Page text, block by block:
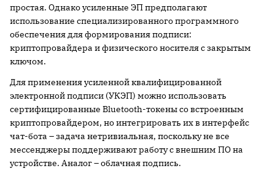
простая. Однако усиленные ЭП предполагают
использование специализированного программного
обеспечения для формирования подписи:
криптопровайдера и физического носителя с закрытым
ключом.
Для применения усиленной квалифицированной
электронной подписи (УКЭП) можно использовать
сертифицированные Bluetooth-токены со встроенным
криптопровайдером, но интегрировать их в интерфейс
чат-бота – задача нетривиальная, поскольку не все
мессенджеры поддерживают работу с внешним ПО на
устройстве. Аналог – облачная подпись.